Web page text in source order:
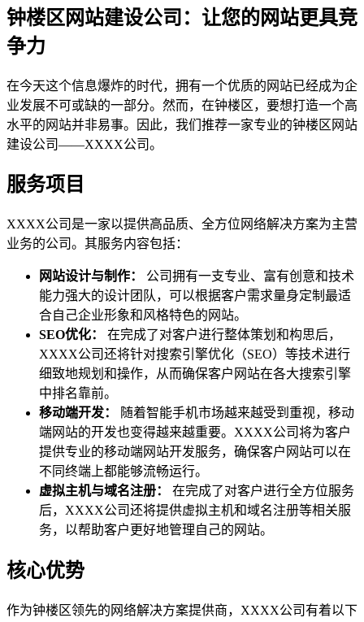
钟楼区网站建设公司：让您的网站更具竞
争力
在今天这个信息爆炸的时代，拥有一个优质的网站已经成为企
业发展不可或缺的一部分。然而，在钟楼区，要想打造一个高
水平的网站并非易事。因此，我们推荐一家专业的钟楼区网站
建设公司——XXXX公司。
服务项目
XXXX公司是一家以提供高品质、全方位网络解决方案为主营
业务的公司。其服务内容包括：
网站设计与制作：
公司拥有一支专业、富有创意和技术
能力强大的设计团队，可以根据客户需求量身定制最适
合自己企业形象和风格特色的网站。
SEO优化：
在完成了对客户进行整体策划和构思后，
XXXX公司还将针对搜索引擎优化（SEO）等技术进行
细致地规划和操作，从而确保客户网站在各大搜索引擎
中排名靠前。
移动端开发：
随着智能手机市场越来越受到重视，移动
端网站的开发也变得越来越重要。XXXX公司将为客户
提供专业的移动端网站开发服务，确保客户网站可以在
不同终端上都能够流畅运行。
虚拟主机与域名注册：
在完成了对客户进行全方位服务
后，XXXX公司还将提供虚拟主机和域名注册等相关服
务，以帮助客户更好地管理自己的网站。
核心优势
作为钟楼区领先的网络解决方案提供商，XXXX公司有着以下